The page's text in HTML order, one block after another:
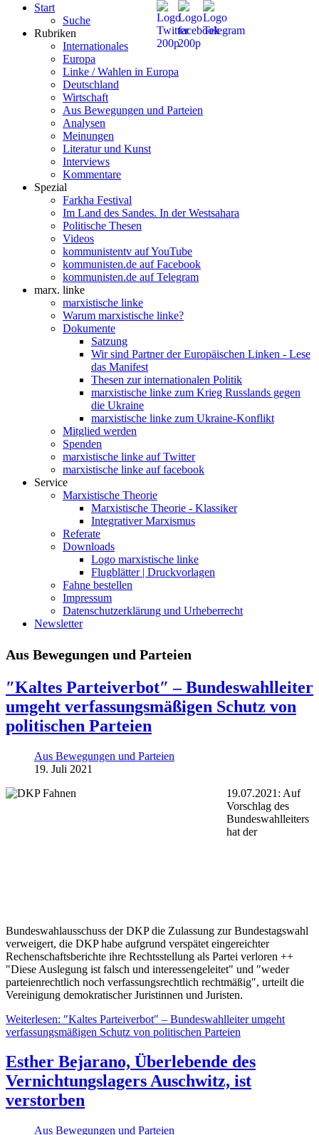
Start
Suche
Rubriken
Internationales
Europa
Linke / Wahlen in Europa
Deutschland
Wirtschaft
Aus Bewegungen und Parteien
Analysen
Meinungen
Literatur und Kunst
Interviews
Kommentare
Spezial
Farkha Festival
Im Land des Sandes. In der Westsahara
Politische Thesen
Videos
kommunistentv auf YouTube
kommunisten.de auf Facebook
kommunisten.de auf Telegram
marx. linke
marxistische linke
Warum marxistische linke?
Dokumente
Satzung
Wir sind Partner der Europäischen Linken - Lese
das Manifest
Thesen zur internationalen Politik
marxistische linke zum Krieg Russlands gegen
die Ukraine
marxistische linke zum Ukraine-Konflikt
Mitglied werden
Spenden
marxistische linke auf Twitter
marxistische linke auf facebook
Service
Marxistische Theorie
Marxistische Theorie - Klassiker
Integrativer Marxismus
Referate
Downloads
Logo marxistische linke
Flugblätter | Druckvorlagen
Fahne bestellen
Impressum
Datenschutzerklärung und Urheberrecht
Newsletter
Aus Bewegungen und Parteien
″Kaltes Parteiverbot″ – Bundeswahlleiter
umgeht verfassungsmäßigen Schutz von
politischen Parteien
Aus Bewegungen und Parteien
19. Juli 2021
19.07.2021: Auf
Vorschlag des
Bundeswahlleiters
hat der
Bundeswahlausschuss der DKP die Zulassung zur Bundestagswahl
verweigert, die DKP habe aufgrund verspätet eingereichter
Rechenschaftsberichte ihre Rechtsstellung als Partei verloren ++
"Diese Auslegung ist falsch und interessengeleitet" und ″weder
parteienrechtlich noch verfassungsrechtlich rechtmäßig″, urteilt die
Vereinigung demokratischer Juristinnen und Juristen.
Weiterlesen: ″Kaltes Parteiverbot″ – Bundeswahlleiter umgeht
verfassungsmäßigen Schutz von politischen Parteien
Esther Bejarano, Überlebende des
Vernichtungslagers Auschwitz, ist
verstorben
Aus Bewegungen und Parteien